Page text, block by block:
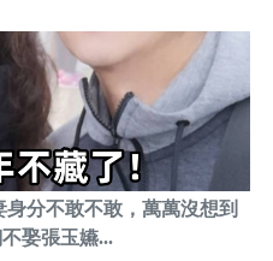
分不敢不敢，萬萬沒想到
娶張玉嬿...